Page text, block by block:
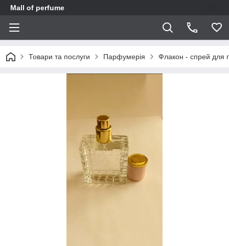
Mall of perfume
Товари та послуги Парфумерія Флакон - спрей для